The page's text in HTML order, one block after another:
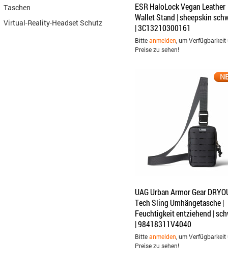
ESR HaloLock Vegan Leather
Wallet Stand | sheepskin
| 3C13210300161
Bitteanmelden , um
Preise zu sehen!
UAG Urban Armor Gear
Tech Sling Umhängetasche |
Feuchtigkeit entziehend |
| 98418311V4040
Bitteanmelden , um
Preise zu sehen!
Taschen
Virtual-Reality-Headset Schutz